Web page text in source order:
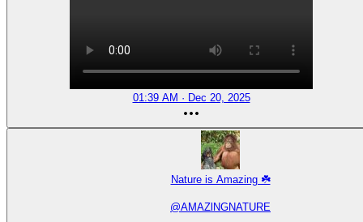
01:39 AM · Dec 20, 2025
Nature is Amazing ☘️
@AMAZlNGNATURE